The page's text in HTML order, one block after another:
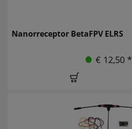
Nanorreceptor BetaFPV ELRS
€ 12,50 *